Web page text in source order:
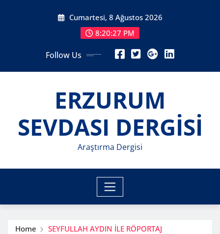
Cumartesi, 8 Ağustos 2026
8:20:29 PM
Follow Us
ERZURUM
SEVDASI DERGİSİ
Araştırma Dergisi
Home SEYFULLAH AYDIN İLE RÖPORTAJ